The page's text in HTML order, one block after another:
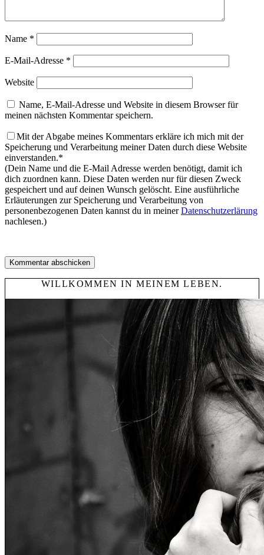
Name *
E-Mail-Adresse *
Website
Name, E-Mail-Adresse und Website in diesem Browser für
meinen nächsten Kommentar speichern.
Mit der Abgabe meines Kommentars erkläre ich mich mit der
Speicherung und Verarbeitung meiner Daten durch diese Website
einverstanden.*
(Dein Name und die E-Mail Adresse werden benötigt, damit ich
dich zuordnen kann. Diese Daten werden nur für diesen Zweck
gespeichert und auf deinen Wunsch gelöscht. Eine ausführliche
Erläuterungen zur Speicherung und Verarbeitung von
personenbezogenen Daten kannst du in meinerDatenschutzerlärung
nachlesen.)
WILLKOMMEN IN MEINEM LEBEN.